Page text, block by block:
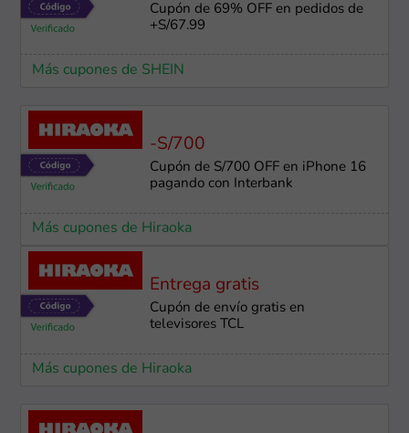
Cupón de 69% OFF en pedidos de
+S/67.99
Más cupones de SHEIN
-S/700
Cupón de S/700 OFF en iPhone 16
pagando con Interbank
Más cupones de Hiraoka
Entrega gratis
Cupón de envío gratis en
televisores TCL
Más cupones de Hiraoka